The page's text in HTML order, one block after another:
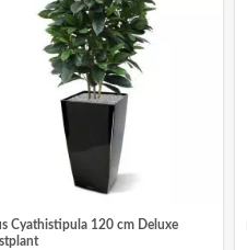
Cyathistipula 120 cm Deluxe